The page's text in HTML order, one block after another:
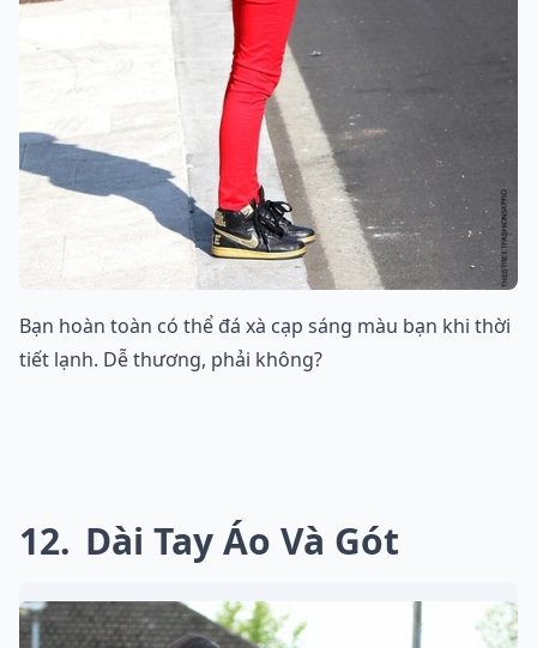
Bạn hoàn toàn có thể đá xà cạp sáng màu bạn khi thời
tiết lạnh. Dễ thương, phải không?
12 Dài Tay Áo Và Gót